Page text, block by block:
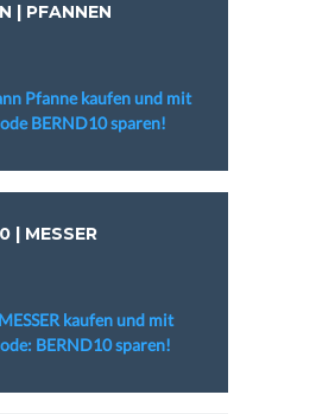
| PFANNEN
Pfanne kaufen und mit
BERND10 sparen!
| MESSER
kaufen und mit
BERND10 sparen!